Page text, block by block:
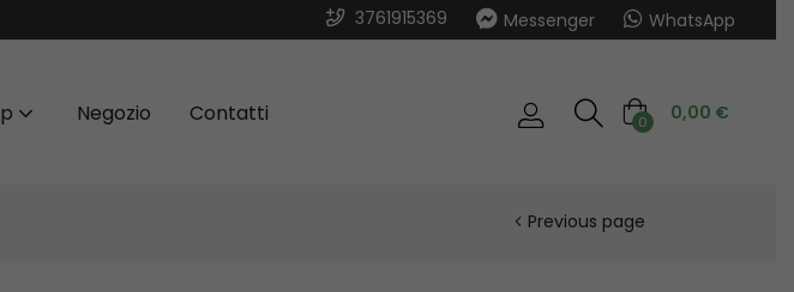
3761915369 Messenger WhatsApp
Negozio Contatti 0 0,00 €
Previous page